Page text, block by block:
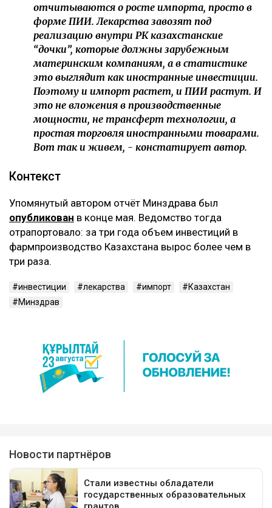
отчитываются о росте импорта, просто в
форме ПИИ. Лекарства завозят под
реализацию внутри РК казахстанские
“дочки”, которые должны зарубежным
материнским компаниям, а в статистике
это выглядит как иностранные инвестиции.
Поэтому и импорт растет, и ПИИ растут. И
это не вложения в производственные
мощности, не трансферт технологии, а
простая торговля иностранными товарами.
Вот так и живем, - констатирует автор.
Контекст
Упомянутый автором отчёт Минздрава был
опубликован в конце мая. Ведомство тогда
отрапортовало: за три года объем инвестиций в
фармпроизводство Казахстана вырос более чем в
три раза.
инвестиции лекарства импорт
Казахстан
Минздрав